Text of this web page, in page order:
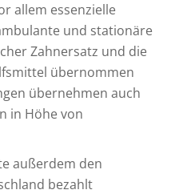
allem essenzielle
und stationäre
Zahnersatz und die
übernommen
übernehmen auch
in Höhe von
außerdem den
bezahlt